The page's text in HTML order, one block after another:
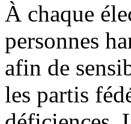
À chaque
personnes
afin de
les partis